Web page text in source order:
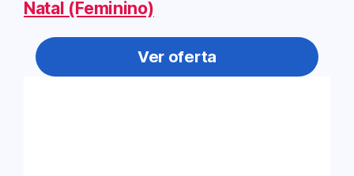
Natal (Feminino)
Ver oferta